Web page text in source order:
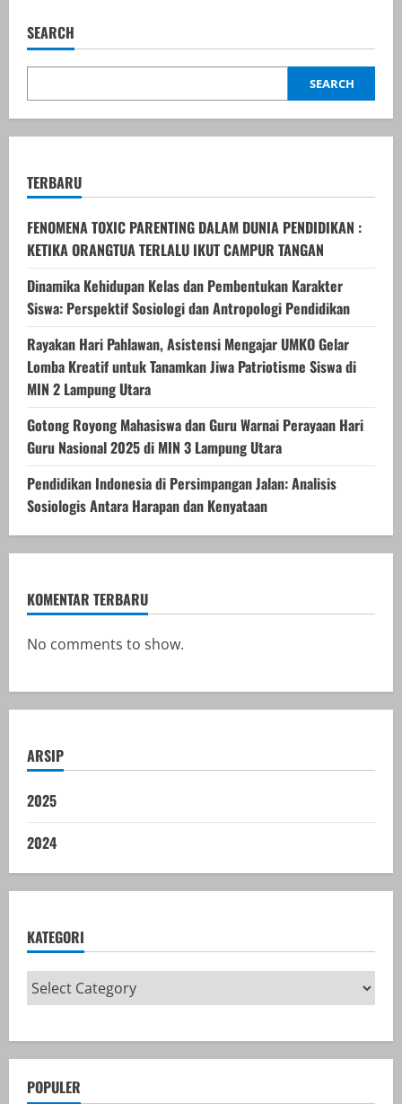
SEARCH
SEARCH
TERBARU
FENOMENA TOXIC PARENTING DALAM DUNIA PENDIDIKAN :
KETIKA ORANGTUA TERLALU IKUT CAMPUR TANGAN
Dinamika Kehidupan Kelas dan Pembentukan Karakter
Siswa: Perspektif Sosiologi dan Antropologi Pendidikan
Rayakan Hari Pahlawan, Asistensi Mengajar UMKO Gelar
Lomba Kreatif untuk Tanamkan Jiwa Patriotisme Siswa di
MIN 2 Lampung Utara
Gotong Royong Mahasiswa dan Guru Warnai Perayaan Hari
Guru Nasional 2025 di MIN 3 Lampung Utara
Pendidikan Indonesia di Persimpangan Jalan: Analisis
Sosiologis Antara Harapan dan Kenyataan
KOMENTAR TERBARU
No comments to show.
ARSIP
2025
2024
KATEGORI
POPULER